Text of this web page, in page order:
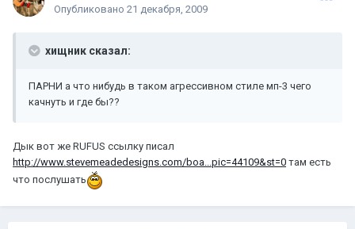
Опубликовано 21 декабря, 2009
хищник сказал:
ПАРНИ а что нибудь в таком агрессивном стиле мп-3 чего
качнуть и где бы??
Дык вот же RUFUS ссылку писал
http://www.stevemeadedesigns.com/boa...pic=44109&st=0 там есть
что послушать